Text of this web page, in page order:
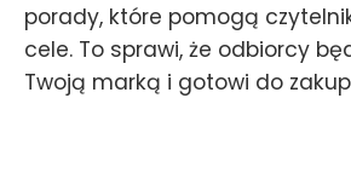
porady, które pomogą
cele. To sprawi, że odbiorcy
Twoją marką i gotowi do